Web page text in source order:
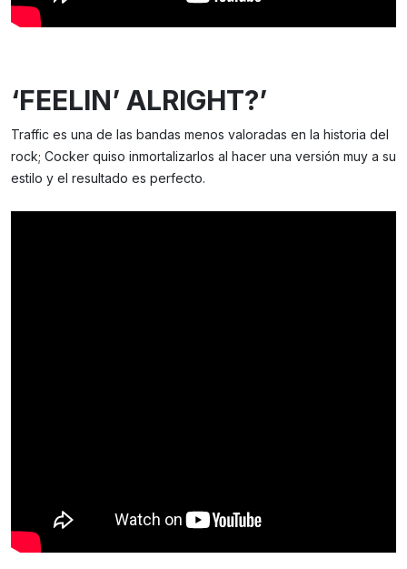
‘FEELIN’ ALRIGHT?’
Traffic es una de las bandas menos valoradas en la historia del
rock; Cocker quiso inmortalizarlos al hacer una versión muy a su
estilo y el resultado es perfecto.